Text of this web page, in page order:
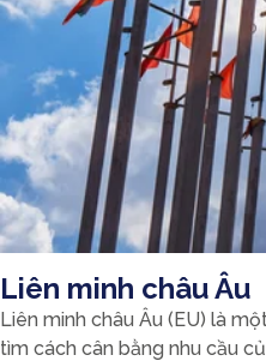
Liên minh châu Âu
Liên minh châu Âu (EU) là
tìm cách cân bằng nhu cầu